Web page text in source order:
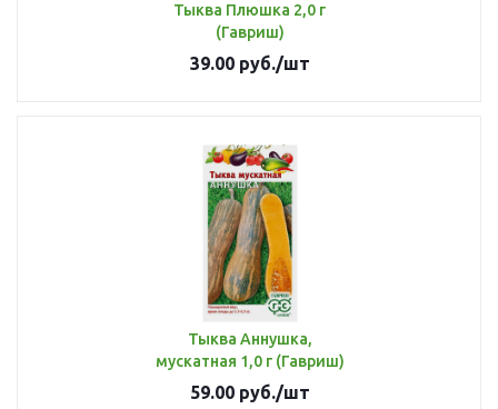
Тыква Плюшка 2,0 г
(Гавриш)
39.00руб./шт
Тыква Аннушка,
мускатная 1,0 г (Гавриш)
59.00руб./шт